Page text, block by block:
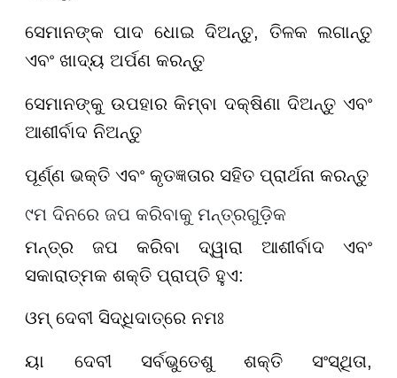
ସେମାନଙ୍କ ପାଦ ଧୋଇ ଦିଅନ୍ତୁ, ତିଳକ ଲଗାନ୍ତୁ
ଏବଂ ଖାଦ୍ୟ ଅର୍ପଣ କରନ୍ତୁ
ସେମାନଙ୍କୁ ଉପହାର କିମ୍ବା ଦକ୍ଷିଣା ଦିଅନ୍ତୁ ଏବଂ
ଆଶୀର୍ବାଦ ନିଅନ୍ତୁ
ପୂର୍ଣ୍ଣ ଭକ୍ତି ଏବଂ କୃତଜ୍ଞତାର ସହିତ ପ୍ରାର୍ଥନା କରନ୍ତୁ
୯ମ ଦିନରେ ଜପ କରିବାକୁ ମନ୍ତ୍ରଗୁଡ଼ିକ
ମନ୍ତ୍ର ଜପ କରିବା ଦ୍ୱାରା ଆଶୀର୍ବାଦ ଏବଂ
ସକାରାତ୍ମକ ଶକ୍ତି ପ୍ରାପ୍ତି ହୁଏ:
ଓମ୍ ଦେବୀ ସିଦ୍ଧିଦାତ୍ରେ ନମଃ
ୟା ଦେବୀ ସର୍ବଭୁତେଶୁ ଶକ୍ତି ସଂସ୍ଥିତା,